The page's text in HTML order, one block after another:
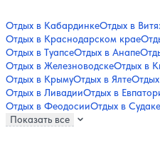
Отдых в КабардинкеОтдых в
Отдых в Краснодарском крае
Отдых в ТуапсеОтдых в Анапе
Отдых в ЖелезноводскеОтдых в
Отдых в КрымуОтдых в Ялте
Отдых в ЛивадииОтдых в
Отдых в ФеодосииОтдых в Судаке
Показать все